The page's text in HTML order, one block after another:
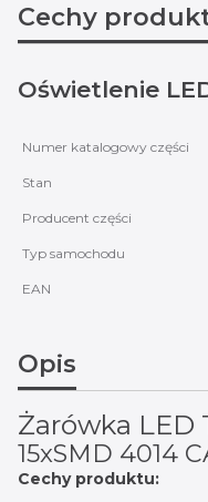
Cechy
Oświetlenie
Numer katalogowy części
Stan
Producent części
Typ samochodu
EAN
Opis
Żarówka LED
15xSMD 4014
Cechy produktu: